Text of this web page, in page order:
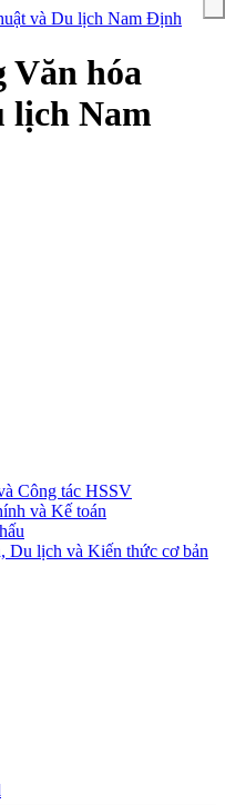
Văn hóa
lịch Nam
Công tác HSSV
và Kế toán
Du lịch và Kiến thức cơ bản